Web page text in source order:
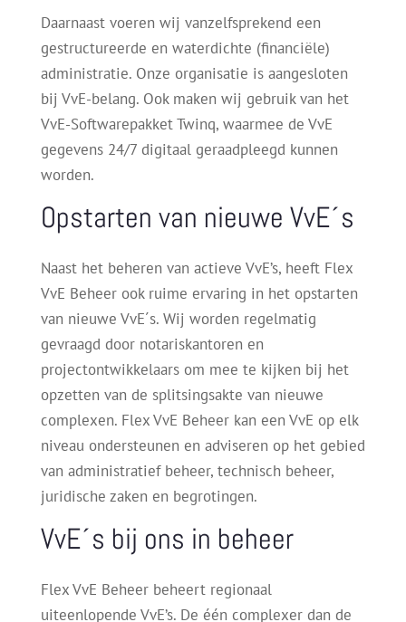
Daarnaast voeren wij vanzelfsprekend een
gestructureerde en waterdichte (financiële)
administratie. Onze organisatie is aangesloten
bij VvE-belang. Ook maken wij gebruik van het
VvE-Softwarepakket Twinq, waarmee de VvE
gegevens 24/7 digitaal geraadpleegd kunnen
worden.
Opstarten van nieuwe VvE´s
Naast het beheren van actieve VvE’s, heeft Flex
VvE Beheer ook ruime ervaring in het opstarten
van nieuwe VvE´s. Wij worden regelmatig
gevraagd door notariskantoren en
projectontwikkelaars om mee te kijken bij het
opzetten van de splitsingsakte van nieuwe
complexen. Flex VvE Beheer kan een VvE op elk
niveau ondersteunen en adviseren op het gebied
van administratief beheer, technisch beheer,
juridische zaken en begrotingen.
VvE´s bij ons in beheer
Flex VvE Beheer beheert regionaal
uiteenlopende VvE’s. De één complexer dan de